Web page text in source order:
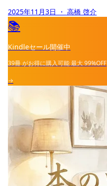
2025年11月3日 ・ 高橋 啓介
📚
Kindleセール開催中
39冊がお得に購入可能最大99%OFF
→